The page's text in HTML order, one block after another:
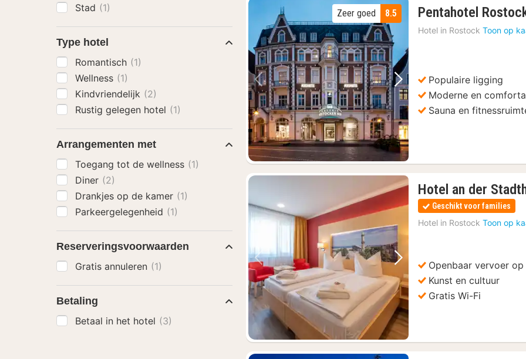
Vorige foto Volgende foto
8.5
Zeer goed Pentahotel
Hotel in Rostock Toon op
Populaire ligging
Moderne en
Sauna en
Vorige foto Volgende foto
Hotel an der
Geschikt voor families
Hotel in Rostock Toon op
Openbaar vervoer
Kunst en cultuur
Gratis Wi-Fi
Stad (1)
Type hotel
Romantisch (1)
Wellness (1)
Kindvriendelijk (2)
Rustig gelegen hotel (1)
Arrangementen met
Toegang tot de wellness (1)
Diner (2)
Drankjes op de kamer (1)
Parkeergelegenheid (1)
Reserveringsvoorwaarden
Gratis annuleren (1)
Betaling
Betaal in het hotel (3)